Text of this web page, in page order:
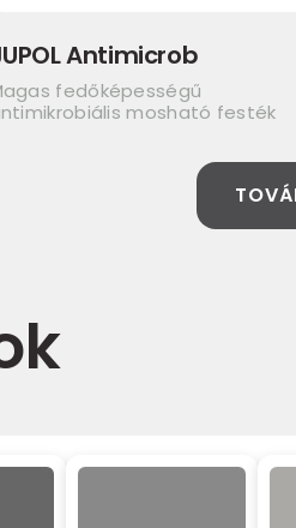
Antimicrob
fedőképességű
mosható festék